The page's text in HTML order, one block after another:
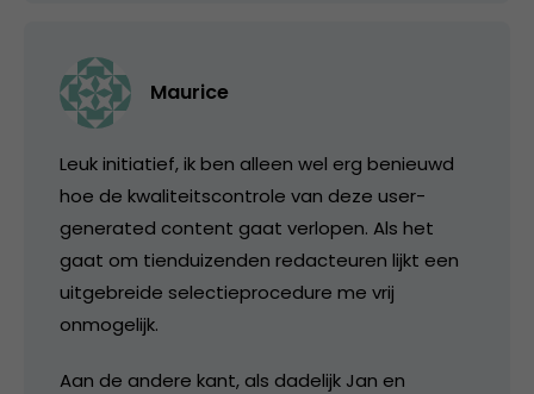
Maurice
Leuk initiatief, ik ben alleen wel erg benieuwd
hoe de kwaliteitscontrole van deze user-
generated content gaat verlopen. Als het
gaat om tienduizenden redacteuren lijkt een
uitgebreide selectieprocedure me vrij
onmogelijk.
Aan de andere kant, als dadelijk Jan en